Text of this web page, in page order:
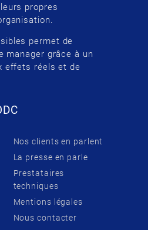
propres
permet de
manager grâce à un
effets réels et de
Nos clients en parlent
La presse en parle
Prestataires
techniques
Mentions légales
Nous contacter